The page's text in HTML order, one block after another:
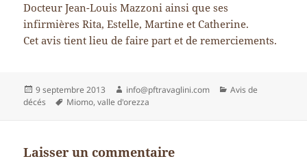
Docteur Jean-Louis Mazzoni ainsi que ses
infirmières Rita, Estelle, Martine et Catherine.
Cet avis tient lieu de faire part et de remerciements.
Publié
le
9 septembre 2013 Auteur
info@pftravaglini.com Catégories
Avis de
décés
Mots-
Miomo,valle d'orezza
Laisser un commentaire